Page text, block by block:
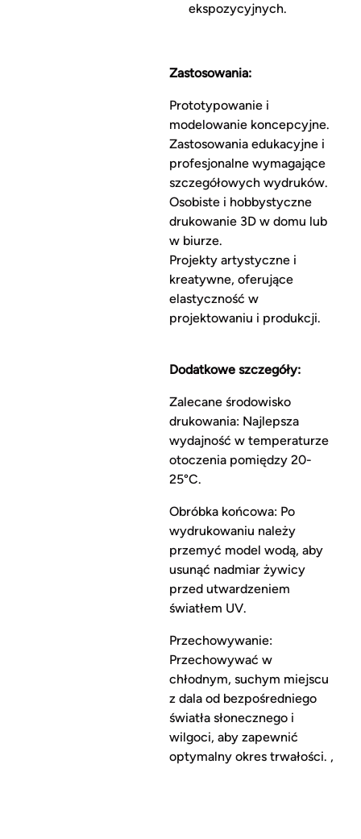
ekspozycyjnych.
Zastosowania:
Prototypowanie i
modelowanie koncepcyjne.
Zastosowania edukacyjne i
profesjonalne wymagające
szczegółowych wydruków.
Osobiste i hobbystyczne
drukowanie 3D w domu lub
w biurze.
Projekty artystyczne i
kreatywne, oferujące
elastyczność w
projektowaniu i produkcji.
Dodatkowe szczegóły:
Zalecane środowisko
drukowania: Najlepsza
wydajność w temperaturze
otoczenia pomiędzy 20-
25°C.
Obróbka końcowa: Po
wydrukowaniu należy
przemyć model wodą, aby
usunąć nadmiar żywicy
przed utwardzeniem
światłem UV.
Przechowywanie:
Przechowywać w
chłodnym, suchym miejscu
z dala od bezpośredniego
światła słonecznego i
wilgoci, aby zapewnić
optymalny okres trwałości. ,